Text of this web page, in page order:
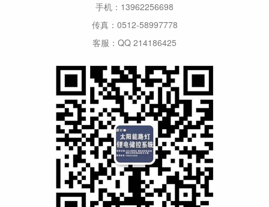
手机：13962256698
传真：0512-58997778
客服：QQ 214186425